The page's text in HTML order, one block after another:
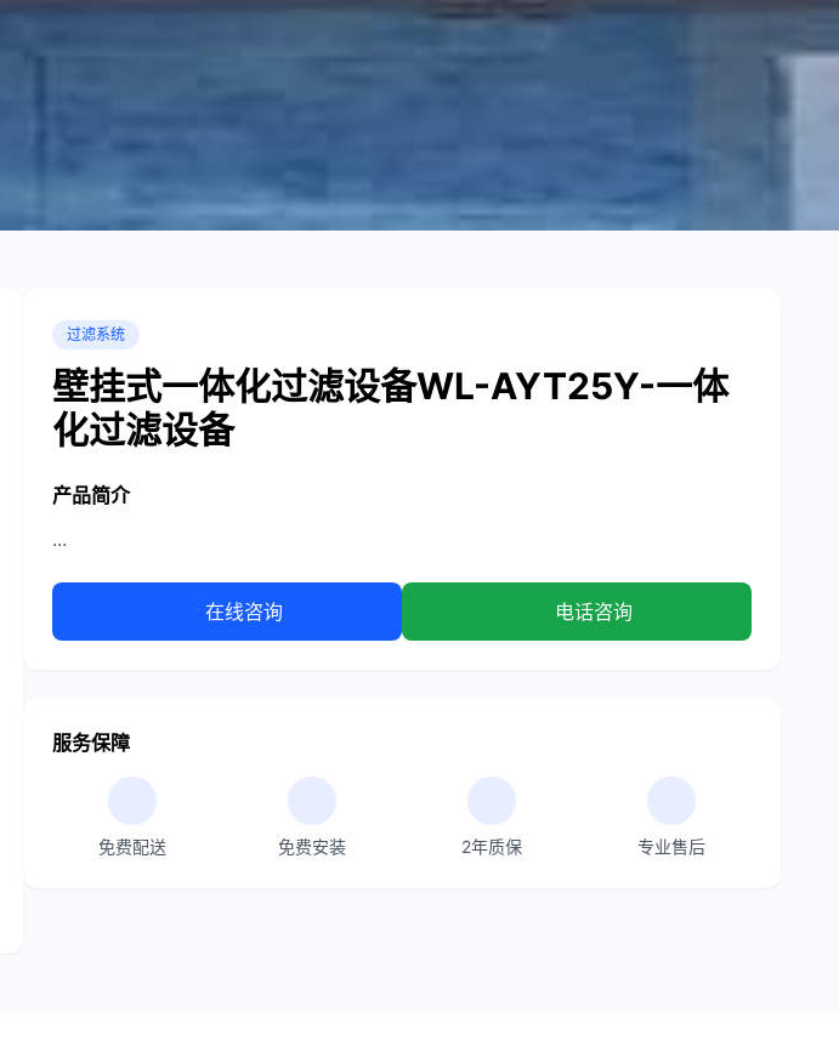
过滤系统
壁挂式一体化过滤设备WL-AYT25Y-一体
化过滤设备
产品简介
...
在线咨询 电话咨询
服务保障
免费配送 免费安装 2年质保 专业售后